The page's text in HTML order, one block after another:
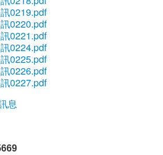
0219.pdf
0220.pdf
0221.pdf
0224.pdf
0225.pdf
0226.pdf
0227.pdf
息